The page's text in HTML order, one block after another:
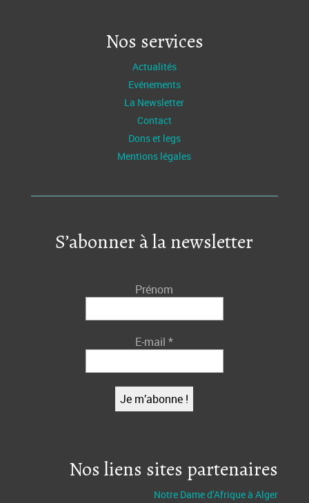
Nos services
Actualités
Evénements
La Newsletter
Contact
Dons et legs
Mentions légales
S’abonner à la newsletter
Prénom
E-mail*
Nos liens sites partenaires
Notre Dame d’Afrique à Alger